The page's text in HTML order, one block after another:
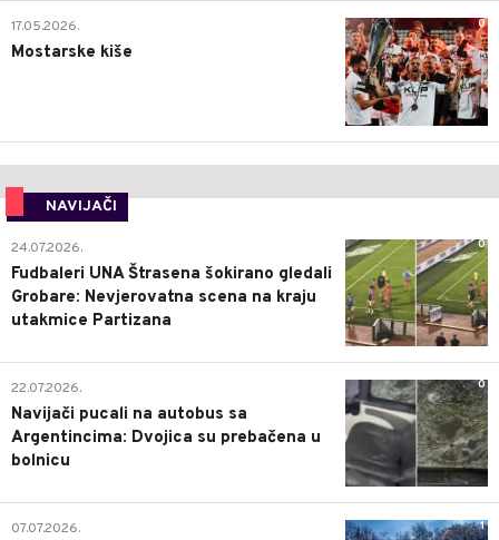
0
17.05.2026.
Mostarske kiše
NAVIJAČI
0
24.07.2026.
Fudbaleri UNA Štrasena šokirano gledali
Grobare: Nevjerovatna scena na kraju
utakmice Partizana
0
22.07.2026.
Navijači pucali na autobus sa
Argentincima: Dvojica su prebačena u
bolnicu
1
07.07.2026.